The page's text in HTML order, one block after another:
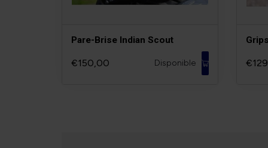
Pare-Brise Indian Scout
€150,00 Disponible